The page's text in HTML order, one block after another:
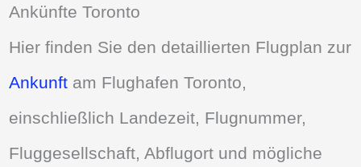
Ankünfte Toronto
Hier finden Sie den detaillierten Flugplan zur
Ankunft am Flughafen Toronto,
einschließlich Landezeit, Flugnummer,
Fluggesellschaft, Abflugort und mögliche